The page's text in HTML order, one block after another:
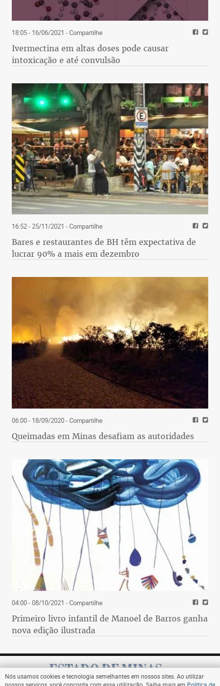
18:05 - 16/06/2021 - Compartilhe
Ivermectina em altas doses pode causar
intoxicação e até convulsão
16:52 - 25/11/2021 - Compartilhe
Bares e restaurantes de BH têm expectativa de
lucrar 90% a mais em dezembro
06:00 - 18/09/2020- Compartilhe
Queimadas em Minas desafiam as autoridades
04:00 - 08/10/2021 - Compartilhe
Primeiro livro infantil de Manoel de Barros ganha
nova edição ilustrada
Nós usamos cookies e tecnologia semelhantes em nossos sites. Ao utilizar